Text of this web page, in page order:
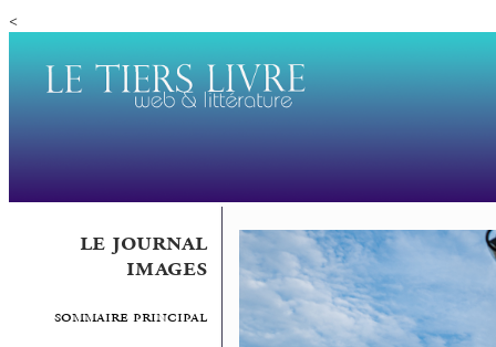
<
le journal
images
sommaire principal